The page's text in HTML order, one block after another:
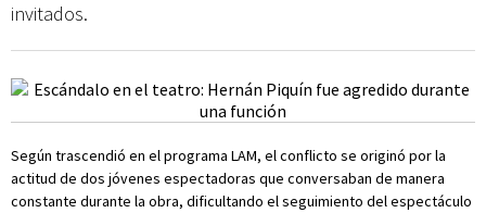
invitados.
Según trascendió en el programa LAM, el conflicto se originó por la
actitud de dos jóvenes espectadoras que conversaban de manera
constante durante la obra, dificultando el seguimiento del espectáculo